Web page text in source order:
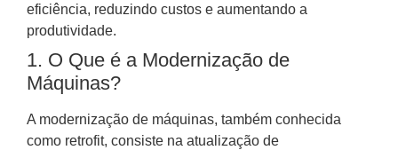
eficiência, reduzindo custos e aumentando a
produtividade.
1. O Que é a Modernização de
Máquinas?
A modernização de máquinas, também conhecida
como retrofit, consiste na atualização de